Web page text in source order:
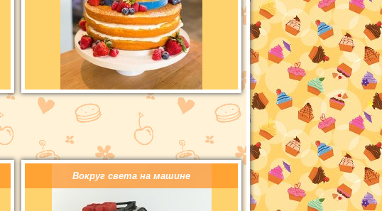
Вокруг света на машине